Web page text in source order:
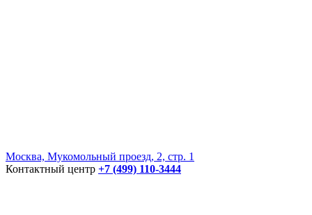
Москва, Мукомольный проезд, 2, стр. 1
Контактный центр +7 (499) 110-3444